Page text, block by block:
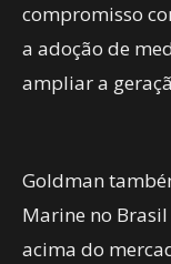
compromisso
a adoção de
ampliar a
Goldman
Marine no
acima do